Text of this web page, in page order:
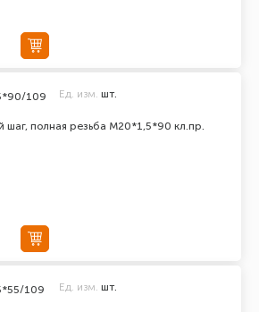
шаг, полная резьба M20*1,5*90 кл.пр.
109 Ед. изм. шт.
109 Ед. изм. шт.